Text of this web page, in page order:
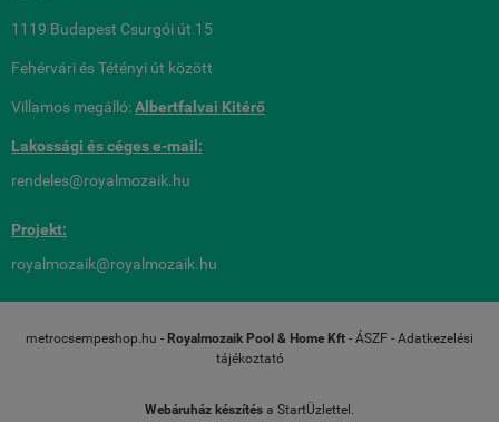
1119 Budapest Csurgói út 15
Fehérvári és Tétényi út között
Villamos megálló:Albertfalvai Kitérő
Lakossági és cégese-mail:
rendeles@royalmozaik.hu
Projekt:
royalmozaik@royalmozaik.hu
metrocsempeshop.hu - Royalmozaik Pool & Home Kft - ÁSZF - Adatkezelési
tájékoztató
Webáruház készítés a StartÜzlettel.